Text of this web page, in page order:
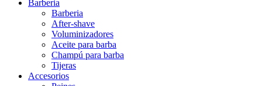
Barberia
Barberia
After-shave
Voluminizadores
Aceite para barba
Champú para barba
Tijeras
Accesorios